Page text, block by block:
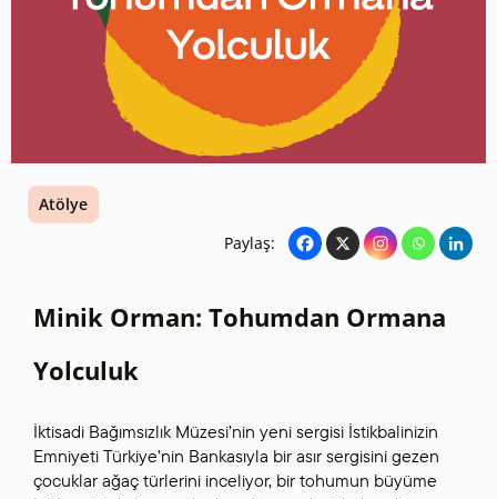
MÜZESI
İKTISADI BAĞIMSIZLIK
MÜZESI
ATATÜRK KÜTÜPHANESI
SANAT GALERILERI
KÜLTÜREL MIRASA
DESTEK
Atölye
Paylaş:
Minik Orman: Tohumdan Ormana
Yolculuk
İktisadi Bağımsızlık Müzesi’nin yeni sergisi İstikbalinizin
Emniyeti Türkiye’nin Bankasıyla bir asır sergisini gezen
çocuklar ağaç türlerini inceliyor, bir tohumun büyüme